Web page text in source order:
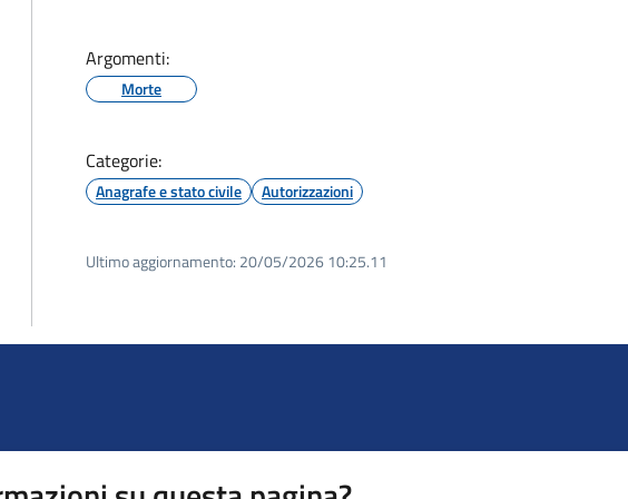
Argomenti:
Morte
Categorie:
Anagrafe e stato civile Autorizzazioni
Ultimo aggiornamento: 20/05/2026 10:25.11